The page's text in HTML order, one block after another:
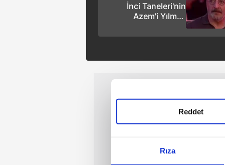
Rıza
Reddet
İnci Taneleri'nin
Azem'i Yılmaz
güzelliğiyle gençlere